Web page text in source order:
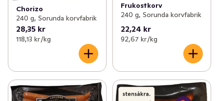
Chorizo
240 g, Sorunda korvfabrik
28,35 kr
118,13 kr /kg
Frukostkorv
240 g, Sorunda korvfabrik
22,24 kr
92,67 kr /kg